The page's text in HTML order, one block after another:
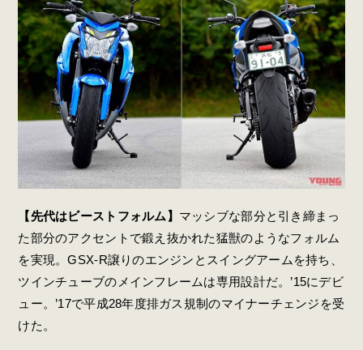
【先代はビーストフォルム】 マッシブな部分と引き締まっ
た部分のアクセントで鍛え抜かれた猛獣のようなフォルム
を実現。GSX-R譲りのエンジンとスイングアームを持ち、
ツインチューブのメインフレームは専用設計だ。’15にデビ
ュー。’17で平成28年度排ガス規制のマイナーチェンジを受
けた。